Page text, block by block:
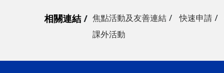
相關連結 焦點活動及友善連結 快速申請
課外活動